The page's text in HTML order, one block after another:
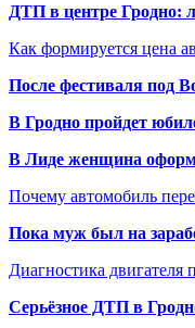
ДТП в центре Гродно:
Как формируется цена
После фестиваля под
В Гродно пройдет
В Лиде женщина
Почему автомобиль
Пока муж был на
Диагностика двигателя
Серьёзное ДТП в